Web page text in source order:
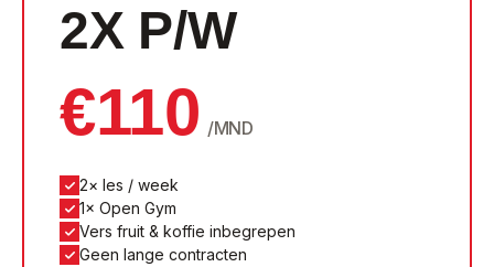
2X P/W
€110 /MND
2× les / week
1× Open Gym
Vers fruit & koffie inbegrepen
Geen lange contracten